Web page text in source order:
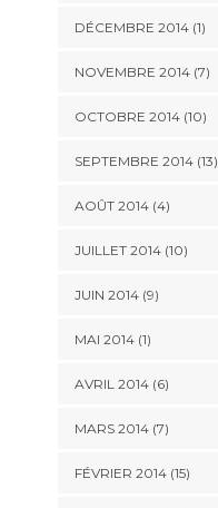
DÉCEMBRE 2014 (1)
NOVEMBRE 2014 (7)
OCTOBRE 2014 (10)
SEPTEMBRE 2014 (13)
AOÛT 2014 (4)
JUILLET 2014 (10)
JUIN 2014 (9)
MAI 2014 (1)
AVRIL 2014 (6)
MARS 2014 (7)
FÉVRIER 2014 (15)